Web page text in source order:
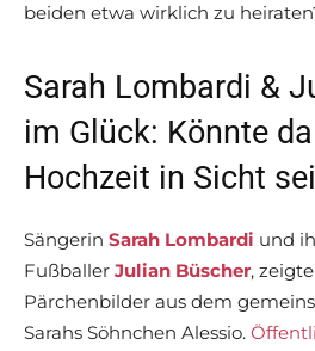
beiden etwa wirklich zu
Sarah Lombardi &
im Glück: Könnte
Hochzeit in Sicht
Sängerin Sarah Lombardi und
Fußballer Julian Büscher,
Pärchenbilder aus dem
Sarahs Söhnchen Alessio.